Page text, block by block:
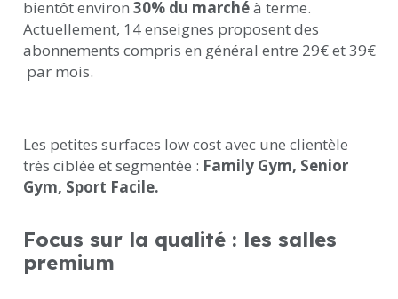
bientôt environ 30% du marchéà terme.
Actuellement, 14 enseignes proposent des
abonnements compris en général entre 29€ et 39€
par mois.
Les petites surfaces low cost avec une clientèle
très ciblée et segmentée : Family Gym, Senior
Gym, Sport Facile.
Focus sur la qualité : les salles
premium